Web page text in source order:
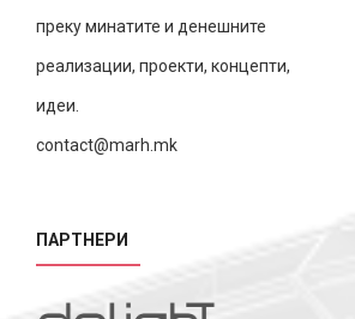
преку минатите и денешните
реализации, проекти, концепти,
идеи.
contact@marh.mk
ПАРТНЕРИ